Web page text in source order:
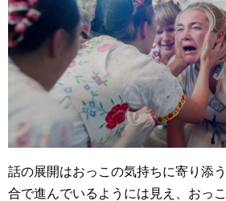
話の展開はおっこの気持ちに寄り添
合で進んでいるようには見え、おっ